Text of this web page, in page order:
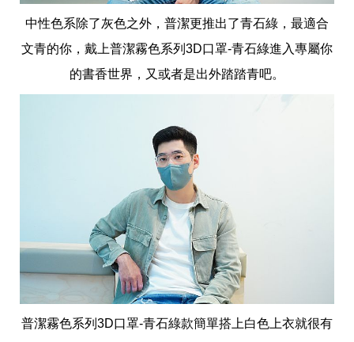
中性色系除了灰色之外，普潔更推出了青石綠，最適合
文青的你，戴上普潔霧色系列3D口罩-青石綠進入專屬你
的書香世界，又或者是出外踏踏青吧。
普潔霧色系列3D口罩-青石綠款簡單搭上白色上衣就很有